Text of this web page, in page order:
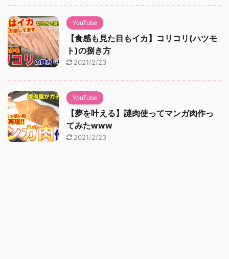
YouTube
【食感も見た目もイカ】コリコリ(ハツモ
ト)の捌き方
2021/2/23
YouTube
【夢を叶える】謎肉使ってマンガ肉作っ
てみたwww
2021/2/23